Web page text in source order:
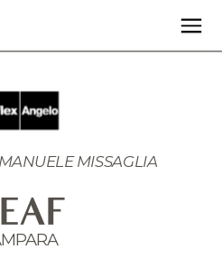
MISSAGLIA